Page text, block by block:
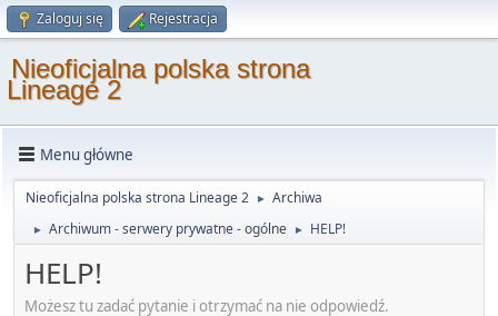
Zaloguj się Rejestracja
Nieoficjalna polska strona
Lineage 2
Menu główne
Nieoficjalna polska strona Lineage 2 ► Archiwa
► Archiwum - serwery prywatne - ogólne ► HELP!
HELP!
Możesz tu zadać pytanie i otrzymać na nie odpowiedź.